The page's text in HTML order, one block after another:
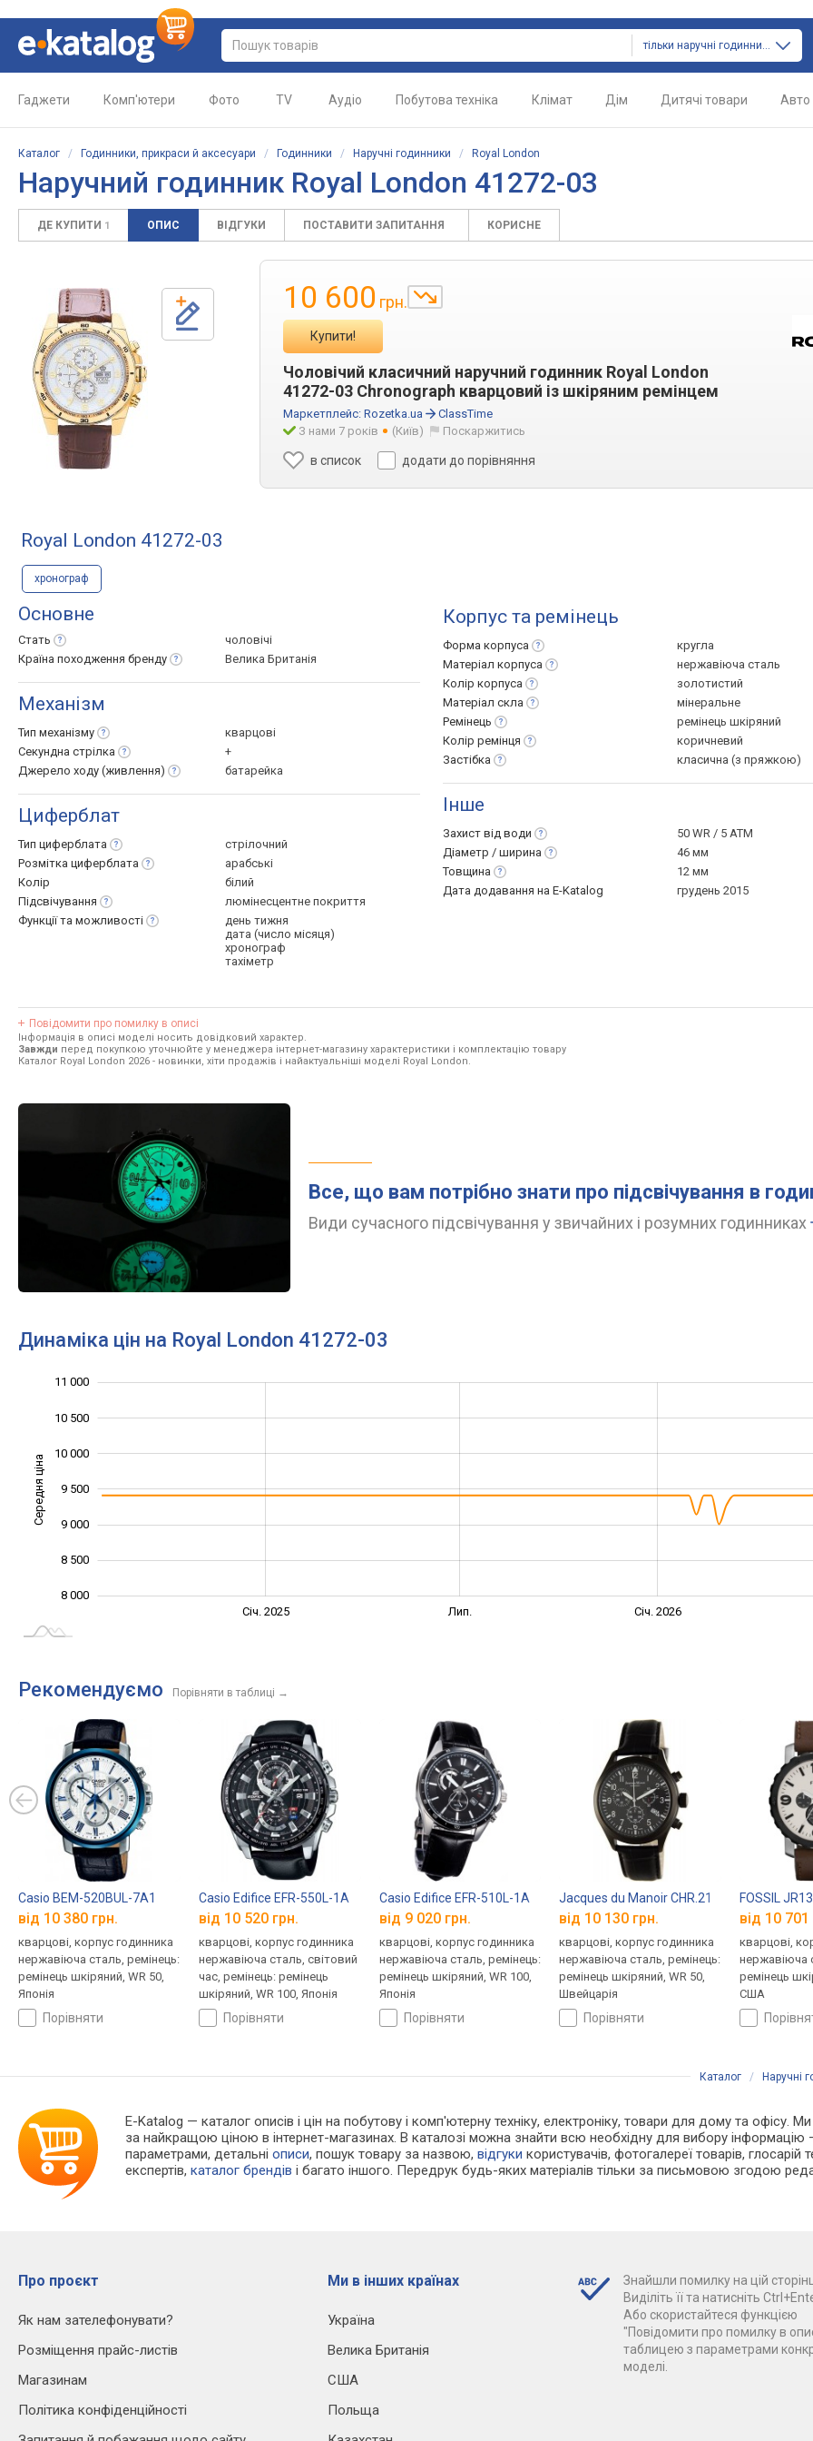
тільки наручні годинники
Гаджети Комп'ютери Фото TV Аудіо Побутова техніка Клімат Дім Дитячі товари Авто
Каталог / Годинники, прикраси й аксесуари / Годинники / Наручні годинники / Royal London
Наручний годинник Royal London 41272-03
ДЕ КУПИТИ 1 ОПИС ВІДГУКИ ПОСТАВИТИ ЗАПИТАННЯ КОРИСНЕ
10 600 грн.
Купити!
Чоловічий класичний наручний годинник Royal London
41272-03 Chronograph кварцовий із шкіряним ремінцем
Маркетплейс: Rozetka.ua
ClassTime
З нами 7 років
(Київ) Поскаржитись
в список додати до порівняння
Royal London 41272-03
хронограф
Основне
Стать
чоловічі
Країна походження бренду Велика Британія
Механізм
Тип механізму
кварцові
Секундна стрілка
+
Джерело ходу (живлення) батарейка
Циферблат
Тип циферблата
стрілочний
Розмітка циферблата
арабські
Колір
білий
Підсвічування
люмінесцентне покриття
Функції та можливості
день тижня
дата (число місяця)
хронограф
тахіметр
Корпус та ремінець
Форма корпуса
кругла
Матеріал корпуса
нержавіюча сталь
Колір корпуса
золотистий
Матеріал скла
мінеральне
Ремінець
ремінець шкіряний
Колір ремінця
коричневий
Застібка
класична (з пряжкою)
Інше
Захист від води
50 WR / 5 ATM
Діаметр / ширина
46 мм
Товщина
12 мм
Дата додавання на E-Katalog
грудень 2015
Повідомити про помилку в описі
Інформація в описі моделі носить довідковий характер.
Завжди перед покупкою уточнюйте у менеджера інтернет-магазину характеристики і комплектацію товару
Каталог Royal London 2026 - новинки, хіти продажів і найактуальніші моделі Royal London.
Все, що вам потрібно знати про підсвічування в
Види сучасного підсвічування у звичайних і розумних годинниках
Динаміка цін на Royal London 41272-03
Середня ціна 10 000
8 000
8 500
9 000
9 500
10 000
10 500
11 000
Січ. 2025 Лип. Січ. 2026
Рекомендуємо Порівняти в таблиці →
Casio BEM-520BUL-7A1
від 10 380 грн.
кварцові, корпус годинника
нержавіюча сталь, ремінець:
ремінець шкіряний, WR 50,
Японія
порівняти
Casio Edifice EFR-550L-1A
від 10 520 грн.
кварцові, корпус годинника
нержавіюча сталь, світовий
час, ремінець: ремінець
шкіряний, WR 100, Японія
порівняти
Casio Edifice EFR-510L-1A
від 9 020 грн.
кварцові, корпус годинника
нержавіюча сталь, ремінець:
ремінець шкіряний, WR 100,
Японія
порівняти
Jacques du Manoir CHR.21
від 10 130 грн.
кварцові, корпус годинника
нержавіюча сталь, ремінець:
ремінець шкіряний, WR 50,
Швейцарія
порівняти
FOSSIL
від 10 701
кварцові,
нержавіюча
ремінець
США
Каталог / Наручні
E-Katalog — каталог описів і цін на побутову і комп'ютерну техніку, електроніку, товари для дому та офісу.
за найкращою ціною в інтернет-магазинах. В каталозі можна знайти всю необхідну для вибору
параметрами, детальніописи, пошук товару за назвою,відгуки користувачів, фотогалереї товарів, глосарій
експертів,каталог брендів і багато іншого. Передрук будь-яких матеріалів тільки за письмовою згодою
Про проєкт
Як нам зателефонувати?
Розміщення прайс-листів
Магазинам
Політика конфіденційності
Ми в інших країнах
Україна
Велика Британія
США
Польща
Знайшли помилку на цій
Виділіть її та натисніть
Або скористайтеся функцією
"Повідомити про помилку в
таблицею з параметрами
моделі.